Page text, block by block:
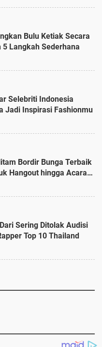
Bulu Ketiak Secara
5 Langkah Sederhana
Selebriti Indonesia
Jadi Inspirasi Fashionmu
Bordir Bunga Terbaik
Hangout hingga Acara
Sering Ditolak Audisi
Top 10 Thailand